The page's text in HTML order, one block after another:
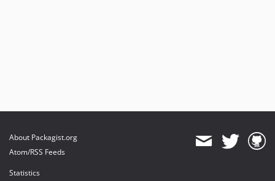
About Packagist.org
Atom/RSS Feeds
Statistics